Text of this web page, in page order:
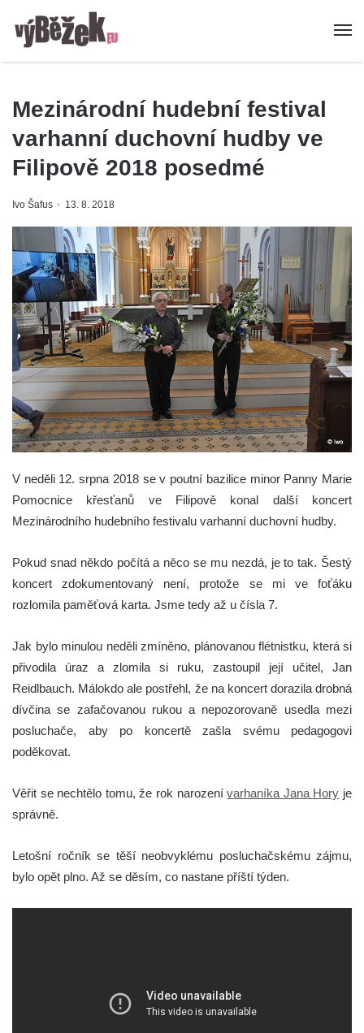
Mezinárodní hudební festival
varhanní duchovní hudby ve
Filipově 2018 posedmé
Ivo Šafus 13. 8. 2018
V neděli 12. srpna 2018 se v poutní bazilice minor Panny Marie
Pomocnice křesťanů ve Filipově konal další koncert
Mezinárodního hudebního festivalu varhanní duchovní hudby.
Pokud snad někdo počítá a něco se mu nezdá, je to tak. Šestý
koncert zdokumentovaný není, protože se mi ve foťáku
rozlomila paměťová karta. Jsme tedy až u čísla 7.
Jak bylo minulou neděli zmíněno, plánovanou flétnistku, která si
přivodila úraz a zlomila si ruku, zastoupil její učitel, Jan
Reidlbauch. Málokdo ale postřehl, že na koncert dorazila drobná
dívčina se zafačovanou rukou a nepozorovaně usedla mezi
posluchače, aby po koncertě zašla svému pedagogovi
poděkovat.
Věřit se nechtělo tomu, že rok narozenívarhaníka Jana Hory je
správně.
Letošní ročník se těší neobvyklému posluchačskému zájmu,
bylo opět plno. Až se děsím, co nastane příští týden.